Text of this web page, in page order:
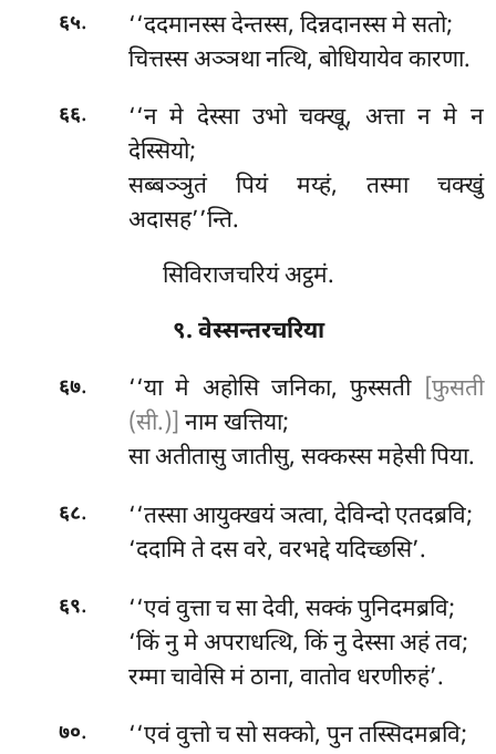
६५.
‘‘ददमानस्स देन्तस्स, दिन्नदानस्स मे सतो;
चित्तस्स अञ्ञथा नत्थि, बोधियायेव कारणा.
६६.
‘‘न मे देस्सा उभो चक्खू, अत्ता न मे न
देस्सियो;
सब्बञ्ञुतं पियं मय्हं, तस्मा चक्खुं
अदासह’’न्ति.
सिविराजचरियं अट्ठमं.
९. वेस्सन्तरचरिया
६७. ‘‘यामे अहोसि जनिका, फुस्सती [फुसती
(सी.)] नाम खत्तिया;
सा अतीतासु जातीसु, सक्कस्स महेसी पिया.
६८.
‘‘तस्सा आयुक्खयं ञत्वा, देविन्दो एतदब्रवि;
‘ददामि ते दस वरे, वरभद्दे यदिच्छसि’.
६९.
‘‘एवं वुत्ता च सा देवी, सक्कं पुनिदमब्रवि;
‘किं नु मे अपराधत्थि, किं नु देस्सा अहं तव;
रम्मा चावेसि मं ठाना, वातोव धरणीरुहं’.
७०. ‘‘एवंवुत्तो च सो सक्को, पुन तस्सिदमब्रवि;